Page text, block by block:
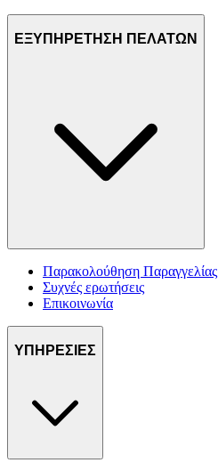
ΕΞΥΠΗΡΕΤΗΣΗ ΠΕΛΑΤΩΝ
Παρακολούθηση Παραγγελίας
Συχνές ερωτήσεις
Επικοινωνία
ΥΠΗΡΕΣΙΕΣ